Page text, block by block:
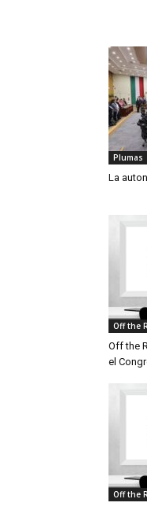
Plumas
La
Off the
Off the
el
Off the